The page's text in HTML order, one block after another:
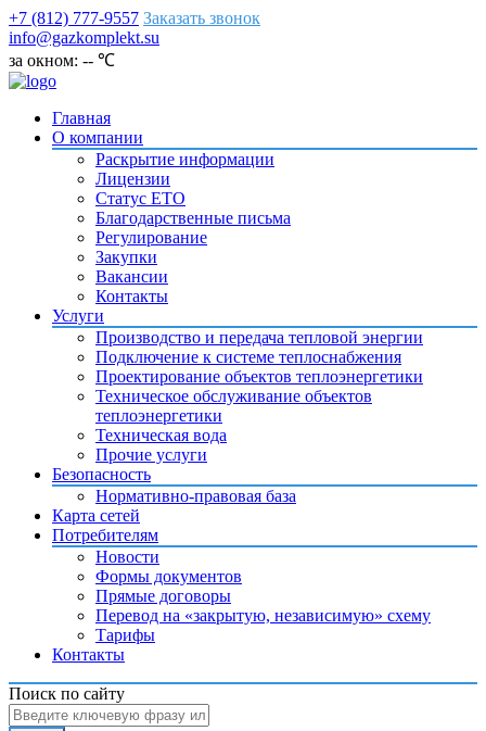
+7 (812) 777-9557 Заказать звонок
info@gazkomplekt.su
за окном: -- ℃
Главная
О компании
Раскрытие информации
Лицензии
Статус ЕТО
Благодарственные письма
Регулирование
Закупки
Вакансии
Контакты
Услуги
Производство и передача тепловой энергии
Подключение к системе теплоснабжения
Проектирование объектов теплоэнергетики
Техническое обслуживание объектов
теплоэнергетики
Техническая вода
Прочие услуги
Безопасность
Нормативно-правовая база
Карта сетей
Потребителям
Новости
Формы документов
Прямые договоры
Перевод на «закрытую, независимую» схему
Тарифы
Контакты
Поиск по сайту